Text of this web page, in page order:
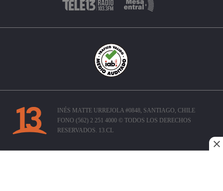
INÉS MATTE URREJOLA #0848, SANTIAGO, CHILE
FONO (562) 2 251 4000 © TODOS LOS DERECHOS
RESERVADOS. 13.CL